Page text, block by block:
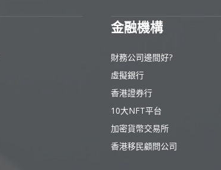
金融機構
財務公司邊間好?
虛擬銀行
香港證券行
10大NFT平台
加密貨幣交易所
香港移民顧問公司